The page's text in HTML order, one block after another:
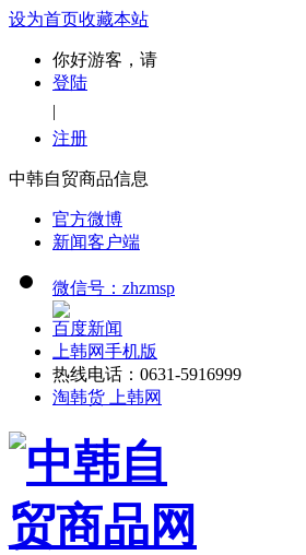
设为首页收藏本站
你好游客，请
登陆
|
注册
中韩自贸商品信息
官方微博
新闻客户端
微信号：zhzmsp
百度新闻
上韩网手机版
热线电话：0631-5916999
淘韩货 上韩网